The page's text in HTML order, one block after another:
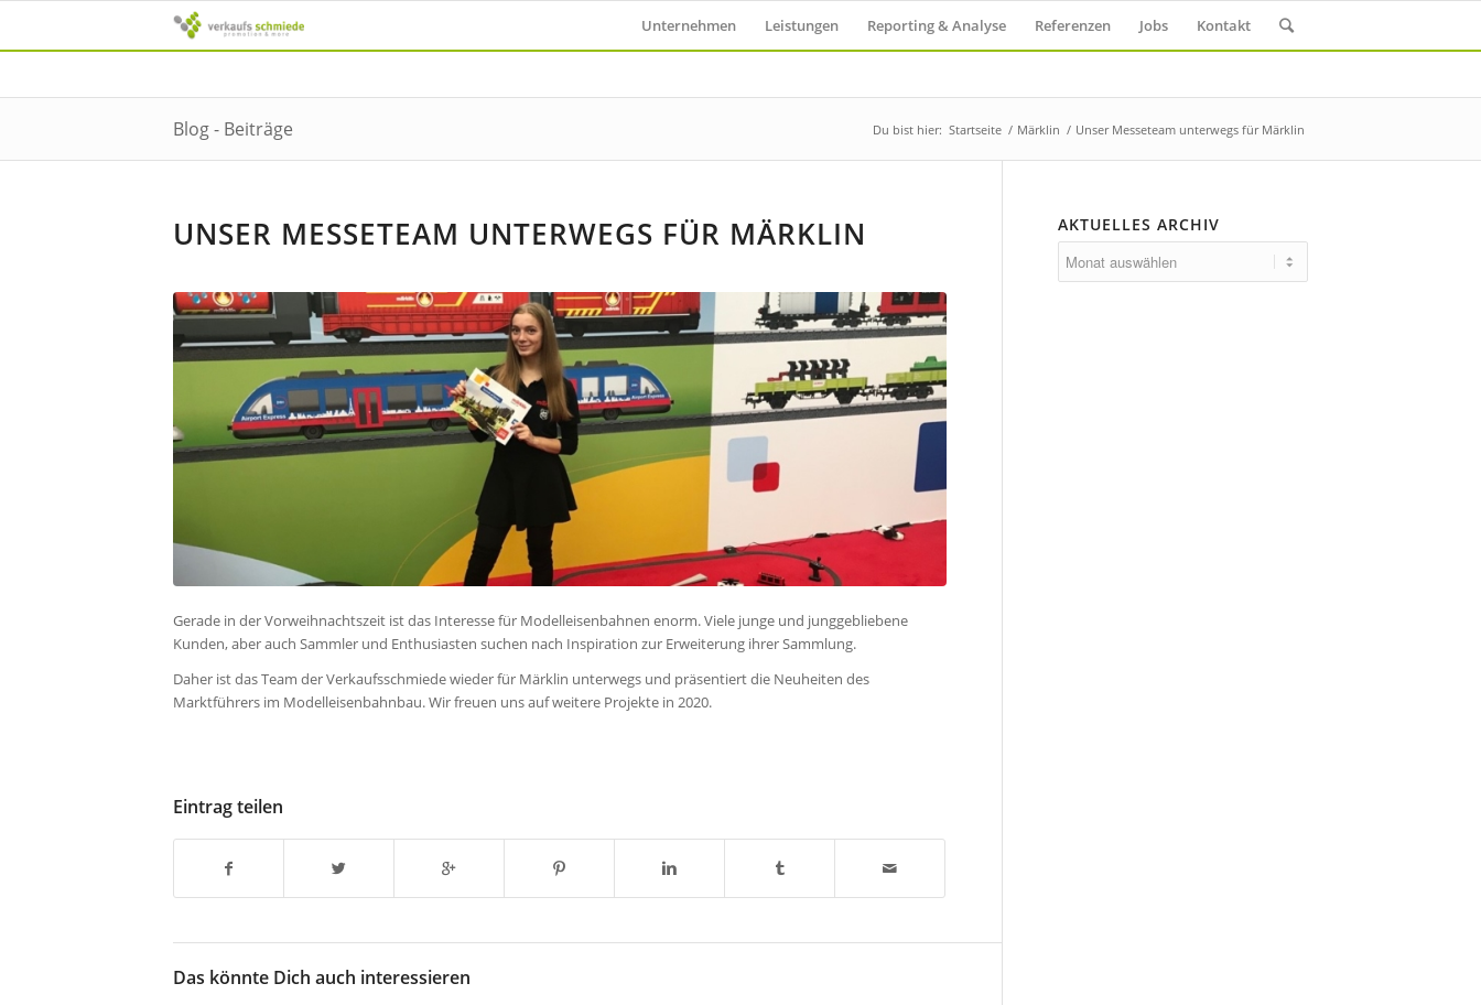
Unternehmen Leistungen Reporting & Analyse Referenzen Jobs Kontakt
Blog - Beiträge Du bist hier: Startseite / Märklin / Unser Messeteam unterwegs für Märklin
UNSER MESSETEAM UNTERWEGS FÜR MÄRKLIN
Gerade in der Vorweihnachtszeit ist das Interesse für Modelleisenbahnen enorm. Viele junge und junggebliebene
Kunden, aber auch Sammler und Enthusiasten suchen nach Inspiration zur Erweiterung ihrer Sammlung.
Daher ist das Team der Verkaufsschmiede wieder für Märklin unterwegs und präsentiert die Neuheiten des
Marktführers im Modelleisenbahnbau. Wir freuen uns auf weitere Projekte in 2020.
Eintrag teilen
Das könnte Dich auch interessieren
AKTUELLES ARCHIV